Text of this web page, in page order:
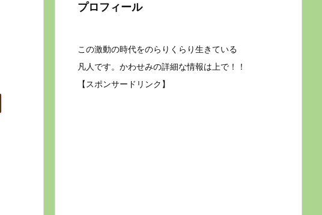
プロフィール
この激動の時代をのらりくらり生きている
凡人です。かわせみの詳細な情報は上で！！
【スポンサードリンク】